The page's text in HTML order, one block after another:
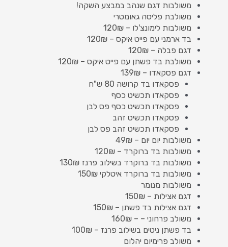
משולבות דגם שנהב במבצע השקה!
משולבת פליסה גאומטרי
משולבות לימונצ'לו – 120₪
בד ארמני עם פייט איקס – 120₪
דגם פבלה – 120₪
משולבת בד פשתן עם פייט איקס – 120₪
דגם פסקאדו – 139₪
פסקאדו בד קרושה 80 ש"ח
פסקאדו תכשיט כסף
פסקאדו תכשיט כסף פס לבן
פסקאדו תכשיט זהב
פסקאדו תכשיט זהב פס לבן
משולבות יום יום – 49₪
משולבות בד ברוקרד – 120₪
משולבות בד ברוקרד בשילוב פרנז 130₪
משולבות בד ברוקרד איטלקי 150₪
משולבות מנומר
דגם אצילות – 150₪
דגם אצילות בד פשתן – 150₪
משולב פרחוני – – 160₪
בד פשתן ניטים בשילוב פרנז – 100₪
משולב פרימיום יהלום